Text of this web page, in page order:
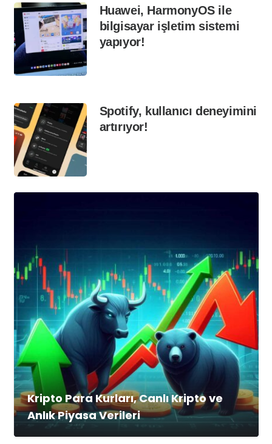
Huawei, HarmonyOS ile
bilgisayar işletim sistemi
yapıyor!
Spotify, kullanıcı deneyimini
artırıyor!
Kripto Para Kurları, Canlı Kripto ve
Anlık Piyasa Verileri